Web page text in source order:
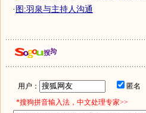
·图:羽泉与主持人沟通
用户： 匿名
*搜狗拼音输入法，中文处理专家>>